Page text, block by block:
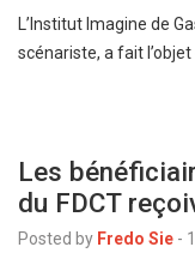
L’Institut Imagine de
scénariste, a fait l’objet
Les
du FDCT
Posted by Fredo Sie -